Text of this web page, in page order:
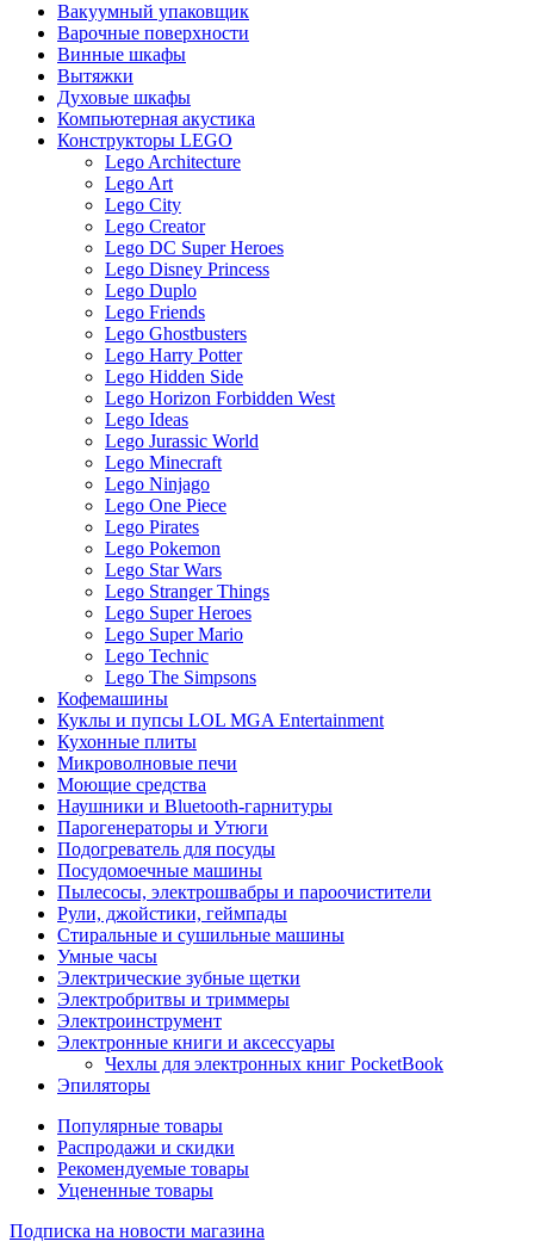
Вакуумный упаковщик
Варочные поверхности
Винные шкафы
Вытяжки
Духовые шкафы
Компьютерная акустика
Конструкторы LEGO
Lego Architecture
Lego Art
Lego City
Lego Creator
Lego DC Super Heroes
Lego Disney Princess
Lego Duplo
Lego Friends
Lego Ghostbusters
Lego Harry Potter
Lego Hidden Side
Lego Horizon Forbidden West
Lego Ideas
Lego Jurassic World
Lego Minecraft
Lego Ninjago
Lego One Piece
Lego Pirates
Lego Pokemon
Lego Star Wars
Lego Stranger Things
Lego Super Heroes
Lego Super Mario
Lego Technic
Lego The Simpsons
Кофемашины
Куклы и пупсы LOL MGA Entertainment
Кухонные плиты
Микроволновые печи
Моющие средства
Наушники и Bluetooth-гарнитуры
Парогенераторы и Утюги
Подогреватель для посуды
Посудомоечные машины
Пылесосы, электрошвабры и пароочистители
Рули, джойстики, геймпады
Стиральные и сушильные машины
Умные часы
Электрические зубные щетки
Электробритвы и триммеры
Электроинструмент
Электронные книги и аксессуары
Чехлы для электронных книг PocketBook
Эпиляторы
Популярные товары
Распродажи и скидки
Рекомендуемые товары
Уцененные товары
Подписка на новости магазина